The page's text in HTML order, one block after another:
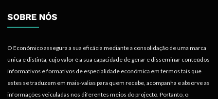
SOBRE NÓS
O Económico assegura a sua eficácia mediante a consolidação de uma marca
única e distinta, cujo valor é a sua capacidade de gerar e disseminar conteúdos
informativos e formativos de especialidade económica em termos tais que
estes se traduzem em mais-valias para quem recebe, acompanha e absorve as
informações veiculadas nos diferentes meios do projecto. Portanto, o